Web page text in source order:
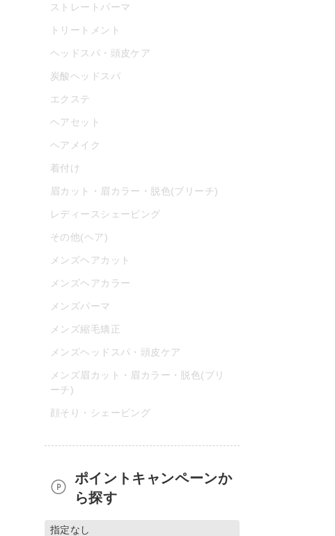
ストレートパーマ
トリートメント
ヘッドスパ・頭皮ケア
炭酸ヘッドスパ
エクステ
ヘアセット
ヘアメイク
着付け
眉カット・眉カラー・脱色(ブリーチ)
レディースシェービング
その他(ヘア)
メンズヘアカット
メンズヘアカラー
メンズパーマ
メンズ縮毛矯正
メンズヘッドスパ・頭皮ケア
メンズ眉カット・眉カラー・脱色(ブリ
ーチ)
顔そり・シェービング
ポイントキャンペーンか
ら探す
指定なし